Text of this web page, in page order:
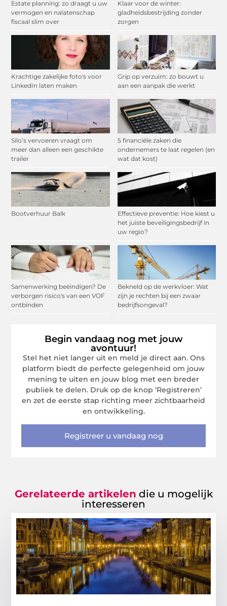
Estate planning: zo draagt u uw
vermogen en nalatenschap
fiscaal slim over
Klaar voor de winter:
gladheidsbestrijding zonder
zorgen
Krachtige zakelijke foto's voor
LinkedIn laten maken
Grip op verzuim: zo bouwt u
aan een aanpak die werkt
Silo’s vervoeren vraagt om
meer dan alleen een geschikte
trailer
5 financiële zaken die
ondernemers te laat regelen (en
wat dat kost)
Bootverhuur Balk
Effectieve preventie: Hoe kiest u
het juiste beveiligingsbedrijf in
uw regio?
Samenwerking beëindigen? De
verborgen risico's van een VOF
ontbinden
Bekneld op de werkvloer: Wat
zijn je rechten bij een zwaar
bedrijfsongeval?
Begin vandaag nog met jouw
avontuur!
Stel het niet langer uit en meld je direct aan. Ons
platform biedt de perfecte gelegenheid om jouw
mening te uiten en jouw blog met een breder
publiek te delen. Druk op de knop ‘Registreren’
en zet de eerste stap richting meer zichtbaarheid
en ontwikkeling.
Registreer u vandaag nog
Gerelateerde artikelen die u mogelijk
interesseren